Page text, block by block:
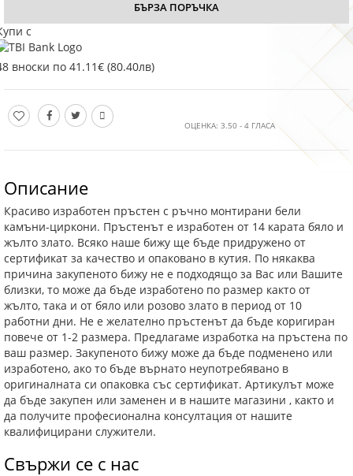
БЪРЗА ПОРЪЧКА
с
вноски по 41.11€ (80.40лв)
ОЦЕНКА: 3.50 - 4 ГЛАСА
Описание
Красиво изработен пръстен с ръчно монтирани бели
камъни-циркони. Пръстенът е изработен от 14 карата бяло и
жълто злато. Всяко наше бижу ще бъде придружено от
сертификат за качество и опаковано в кутия. По някаква
причина закупеното бижу не е подходящо за Вас или Вашите
близки, то може да бъде изработено по размер както от
жълто, така и от бяло или розово злато в период от 10
работни дни. Не е желателно пръстенът да бъде коригиран
повече от 1-2 размера. Предлагаме изработка на пръстена по
ваш размер. Закупеното бижу може да бъде подменено или
изработено, ако то бъде върнато неупотребявано в
оригиналната си опаковка със сертификат. Артикулът може
да бъде закупен или заменен и в нашите магазини , както и
да получите професионална консултация от нашите
квалифицирани служители.
Свържи се с нас